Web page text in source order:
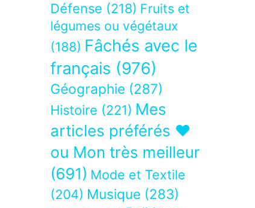
Défense (218) Fruits et
légumes ou végétaux
(188) Fâchés avec le
français (976)
Géographie (287)
Histoire (221) Mes
articles préférés ❤
ou Mon très meilleur
(691) Mode et Textile
(204) Musique (283)